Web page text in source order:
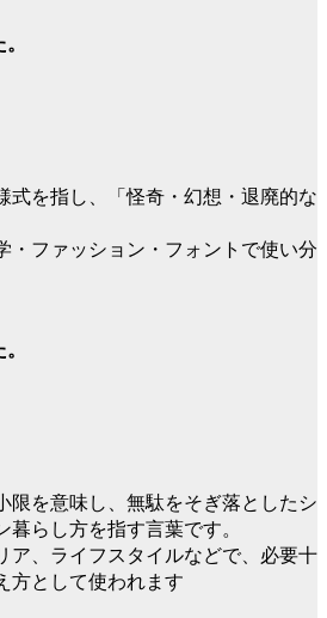
式を指し、「怪奇・幻想・退廃的な
・ファッション・フォントで使い分
限を意味し、無駄をそぎ落としたシ
暮らし方を指す言葉です。
ア、ライフスタイルなどで、必要十
方として使われます